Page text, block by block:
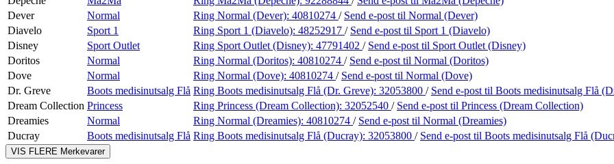
Dever
Normal Ring Normal (Dever): 40810274 / Send e-post til Normal (Dever)
Diavelo
Sport 1 Ring Sport 1 (Diavelo): 48252917 / Send e-post til Sport 1 (Diavelo)
Disney
Sport Outlet Ring Sport Outlet (Disney): 47791402 / Send e-post til Sport Outlet (Disney)
Doritos
Normal Ring Normal (Doritos): 40810274 / Send e-post til Normal (Doritos)
Dove
Normal Ring Normal (Dove): 40810274 / Send e-post til Normal (Dove)
Dr. Greve
Boots medisinutsalg Flå Ring Boots medisinutsalg Flå (Dr. Greve): 32053800 / Send e-post til Boots medisinutsalg Flå
Dream Collection Princess Ring Princess (Dream Collection): 32052540 / Send e-post til Princess (Dream Collection)
Dreamies
Normal Ring Normal (Dreamies): 40810274 / Send e-post til Normal (Dreamies)
Ducray
Boots medisinutsalg Flå Ring Boots medisinutsalg Flå (Ducray): 32053800 / Send e-post til Boots medisinutsalg Flå
VIS FLERE Merkevarer